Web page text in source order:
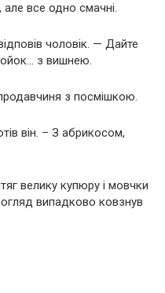
все одно смачні.
чоловік. — Дайте
з вишнею.
з посмішкою.
він. – З абрикосом,
велику купюру і мовчки
випадково ковзнув